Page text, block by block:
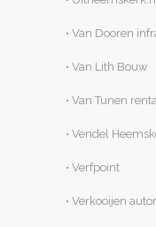
• Van Dooren
• Van Lith Bouw
• Van Tunen
• Vendel
• Verfpoint
• Verkooijen